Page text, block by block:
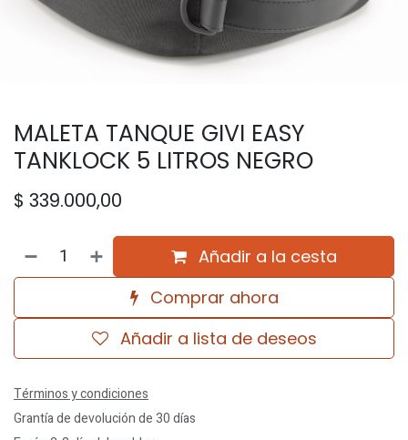
MALETA TANQUE GIVI EASY
TANKLOCK 5 LITROS NEGRO
$ 339.000,00
Añadir a la cesta
Comprar ahora
Añadir a lista de deseos
Términos y condiciones
Grantía de devolución de 30 días